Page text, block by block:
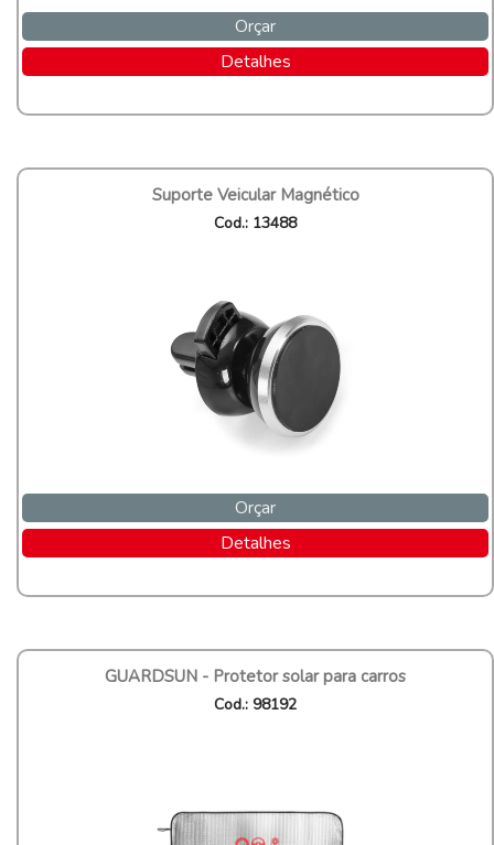
Orçar
Detalhes
Suporte Veicular Magnético
Cod.: 13488
Orçar
Detalhes
GUARDSUN - Protetor solar para carros
Cod.: 98192